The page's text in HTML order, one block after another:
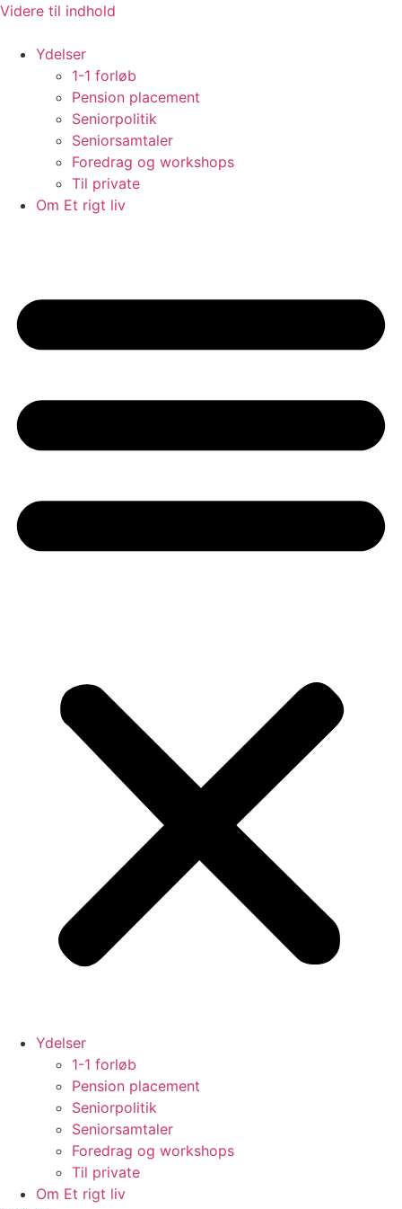
Videre til indhold
Ydelser
1-1 forløb
Pension placement
Seniorpolitik
Seniorsamtaler
Foredrag og workshops
Til private
Om Et rigt liv
Ydelser
1-1 forløb
Pension placement
Seniorpolitik
Seniorsamtaler
Foredrag og workshops
Til private
Om Et rigt liv